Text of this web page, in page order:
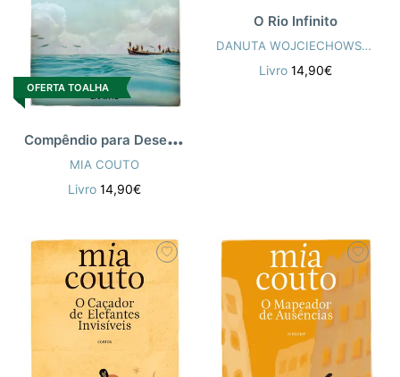
OFERTA TOALHA
C
ompêndio para Desenterrar Nuvens-EA
MIA COUTO
Livro 14,90€
O Rio Infinito
DANUTA WOJCIECHOWSKA
Livro14,90€